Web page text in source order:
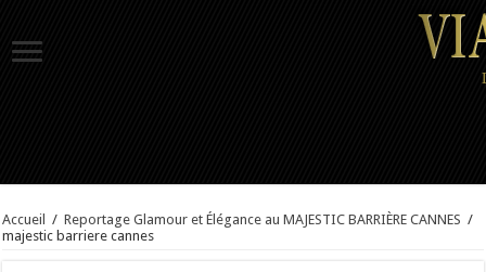
Accueil / Reportage Glamour et Élégance au MAJESTIC BARRIÈRE CANNES /
majestic barriere cannes